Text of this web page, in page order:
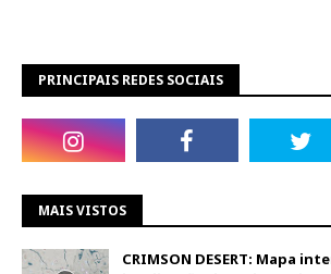
PRINCIPAIS REDES SOCIAIS
MAIS VISTOS
CRIMSON DESERT: Mapa